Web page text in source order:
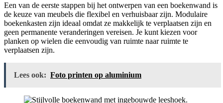
Een van de eerste stappen bij het ontwerpen van een boekenwand is
de keuze van meubels die flexibel en verhuisbaar zijn. Modulaire
boekenkasten zijn ideaal omdat ze makkelijk te verplaatsen zijn en
geen permanente veranderingen vereisen. Je kunt kiezen voor
planken op wielen die eenvoudig van ruimte naar ruimte te
verplaatsen zijn.
Lees ook: Foto printen op aluminium